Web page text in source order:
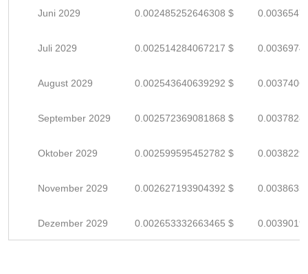
Juni 2029 0.002485252646308 $
Juli 2029 0.002514284067217 $
August 2029 0.002543640639292 $
September 2029 0.002572369081868 $
Oktober 2029 0.002599595452782 $
November 2029 0.002627193904392 $
Dezember 2029 0.002653332663465 $